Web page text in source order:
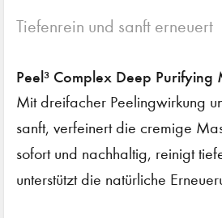
Tiefenrein und sanft erneuert
Peel³ Complex Deep Purifying
Mit dreifacher Peelingwirkung
sanft, verfeinert die cremige
sofort und nachhaltig, reinigt
unterstützt die natürliche